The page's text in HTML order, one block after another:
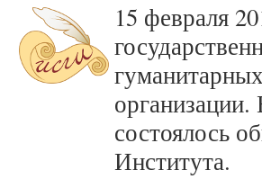
15 февраля
состоялось
Института.